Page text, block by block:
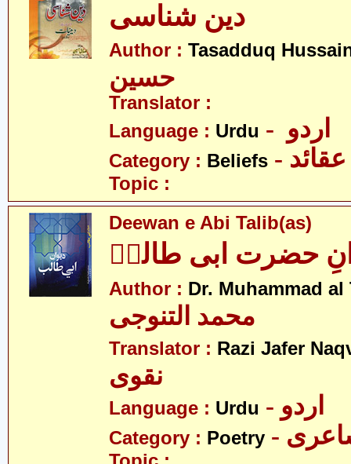
دین شناسی
Author : Tasadduq
حسین
Translator :
Language : Urdu
Category : Beliefs - عقائد
Topic :
Deewan e Abi Talib(as)
حضرت ابی طالبؑ
Author : Dr. Muhammad al
محمد التنوجی
Translator : Razi Jafer
نقوی
Language : Urdu - اردو
Category : Poetry